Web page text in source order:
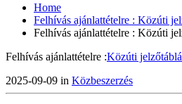
Home
Felhívás ajánlattételre : Közúti
Felhívás ajánlattételre : Közúti
Felhívás ajánlattételre :Közúti
2025-09-09 in Közbeszerzés